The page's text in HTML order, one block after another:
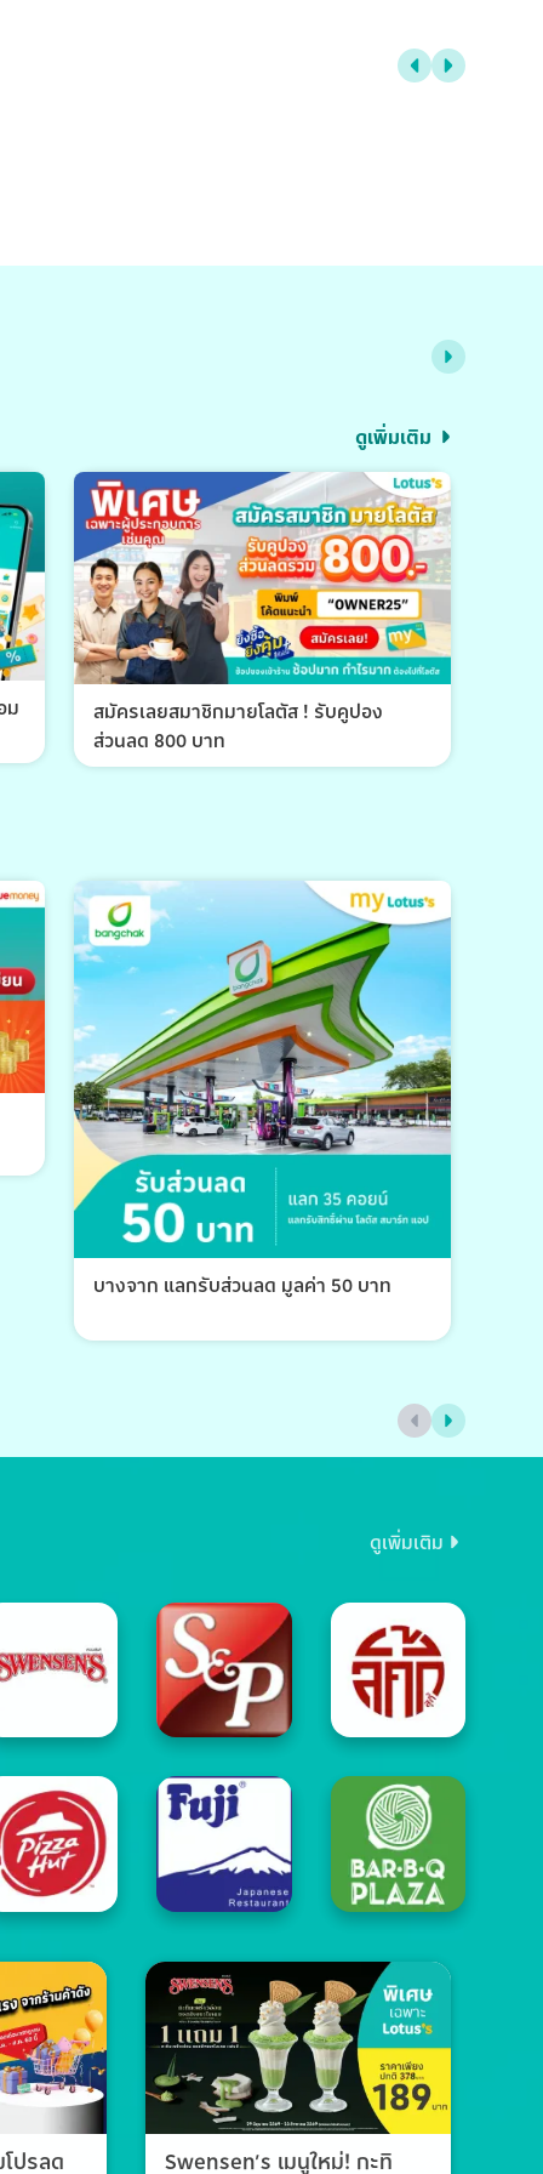
ดูเพิ่มเติม
ม
สมัครเลยสมาชิกมายโลตัส ! รับคูปอง
ส่วนลด 800 บาท
บางจาก แลกรับส่วนลด มูลค่า 50 บาท
ดูเพิ่มเติม
ปรลด
Swensen’s เมนูใหม่! กะทิ